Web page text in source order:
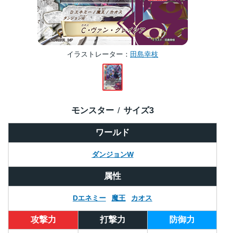
イラストレーター 田島幸枝
ワールド
ダンジョンW
モンスター サイズ3
属性
Dエネミー 魔王 カオス
攻撃力 打撃力 防御力